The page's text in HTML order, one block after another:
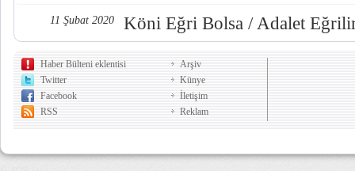
11 Şubat 2020 Köni Eğri Bolsa / Adalet
Haber Bülteni eklentisi
Twitter
Facebook
RSS
Arşiv
Künye
İletişim
Reklam